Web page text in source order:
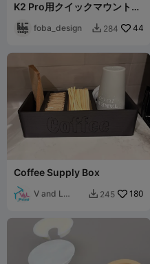
K2 Pro用クイックマウントコ
foba_design  284 44
Coffee Supply Box
V and L
 245 180